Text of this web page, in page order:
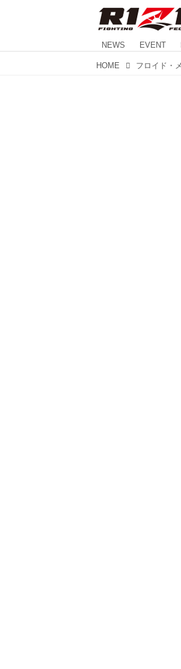
NEWS EVENT
HOME